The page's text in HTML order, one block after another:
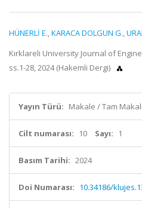
HÜNERLİ E.,KARACA DOLGUN G.,
Kırklareli University Journal of
ss.1-28, 2024 (Hakemli Dergi)
Yayın Türü: Makale / Tam
Cilt numarası: 10 Sayı: 1
Basım Tarihi: 2024
Doi Numarası: 10.34186/